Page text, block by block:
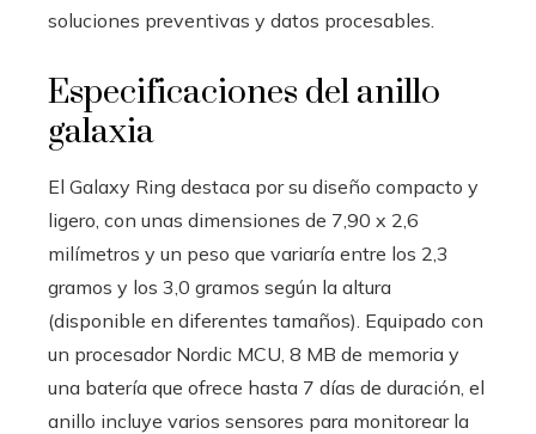
soluciones preventivas y datos procesables.
Especificaciones del anillo
galaxia
El Galaxy Ring destaca por su diseño compacto y
ligero, con unas dimensiones de 7,90 x 2,6
milímetros y un peso que variaría entre los 2,3
gramos y los 3,0 gramos según la altura
(disponible en diferentes tamaños). Equipado con
un procesador Nordic MCU, 8 MB de memoria y
una batería que ofrece hasta 7 días de duración, el
anillo incluye varios sensores para monitorear la